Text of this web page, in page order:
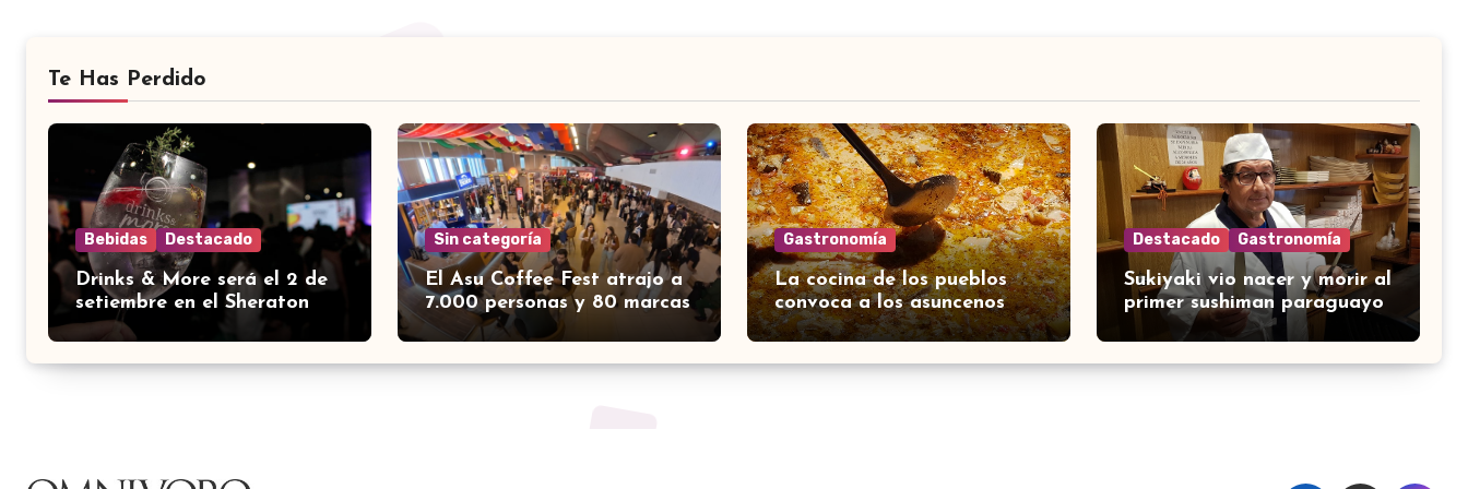
Te Has Perdido
Bebidas Destacado
Drinks & More será el 2 de
setiembre en el Sheraton
Sin categoría
El Asu Coffee Fest atrajo a
7.000 personas y 80 marcas
Gastronomía
La cocina de los pueblos
convoca a los asuncenos
Destacado Gastronomía
Sukiyaki vio nacer y morir al
primer sushiman paraguayo